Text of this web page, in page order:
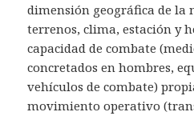
dimensión geográfica de la
terrenos, clima, estación y
capacidad de combate
concretados en hombres,
vehículos de combate)
movimiento operativo